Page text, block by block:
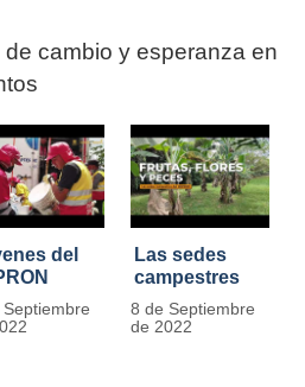
cambio y esperanza en
del
de 13.000
Las sedes
campestres
de IDIPRON
se convierten
8 de Septiembre
de 2022